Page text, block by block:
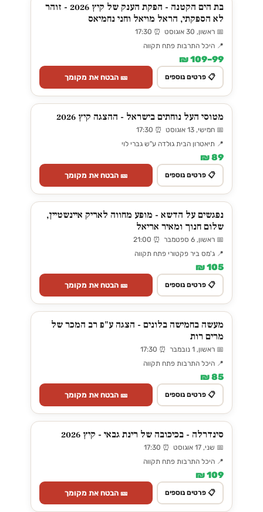
בת הים הקטנה - הפקת הענק של קיץ 2026 - זוהר
לא הספקתי, הראל מויאל וחני נחמיאס
📅 ראשון, 30 אוגוסט ⏰ 17:30
📍 היכל התרבות פתח תקווה
99–109 ₪
📋 פרטים נוספים 🎫 הבטח את מקומך
מטוסי העל נוחתים בישראל - ההצגה קיץ 2026
📅 חמישי, 13 אוגוסט ⏰ 17:30
📍 תיאטרון הבית גולדה ע"ש גברי לוי
89 ₪
📋 פרטים נוספים 🎫 הבטח את מקומך
נפגשים על הדשא - מופע מחווה לאריק איינשטיין,
שלום חנוך ומאיר אריאל
📅 ראשון, 6 ספטמבר ⏰ 21:00
📍 ג'מס ביר פקטורי פתח תקווה
105 ₪
📋 פרטים נוספים 🎫 הבטח את מקומך
מעשה בחמישה בלונים - הצגה ע"פ רב המכר של
מרים רות
📅 ראשון, 1 נובמבר ⏰ 17:30
📍 היכל התרבות פתח תקווה
85 ₪
📋 פרטים נוספים 🎫 הבטח את מקומך
סינדרלה - בכיכובה של רינת גבאי - קיץ 2026
📅 שני, 17 אוגוסט ⏰ 17:30
📍 היכל התרבות פתח תקווה
109 ₪
📋 פרטים נוספים 🎫 הבטח את מקומך